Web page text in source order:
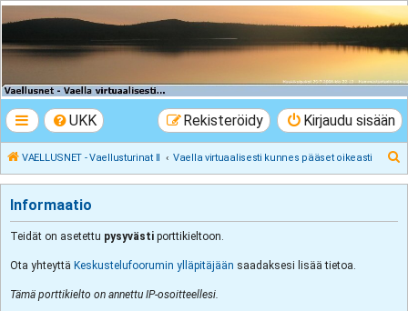
VAELLUSNET -
Vaellusturinat II
UKK Kirjaudu sisään
Rekisteröidy
VAELLUSNET - Vaellusturinat II Vaella virtuaalisesti kunnes pääset oikeasti
Informaatio
Teidät on asetettu pysyvästi porttikieltoon.
Ota yhteyttä Keskustelufoorumin ylläpitäjään saadaksesi lisää tietoa.
Tämä porttikielto on annettu IP-osoitteellesi.